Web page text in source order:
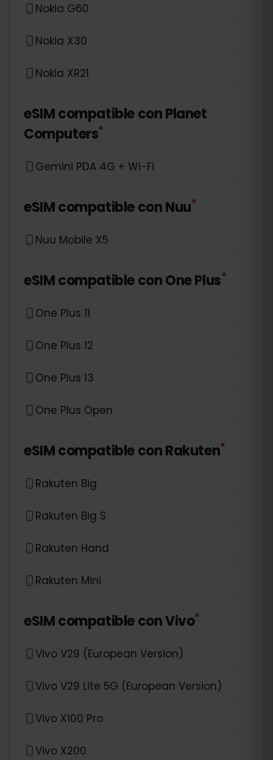
Nokia G60
Nokia X30
Nokia XR21
eSIM compatible conPlanet
Computers*
Gemini PDA 4G + Wi-Fi
eSIM compatible conNuu*
Nuu Mobile X5
eSIM compatible conOne Plus*
One Plus 11
One Plus 12
One Plus 13
One Plus Open
eSIM compatible conRakuten*
Rakuten Big
Rakuten Big S
Rakuten Hand
Rakuten Mini
eSIM compatible conVivo*
Vivo V29 (European Version)
Vivo V29 Lite 5G (European Version)
Vivo X100 Pro
Vivo X200